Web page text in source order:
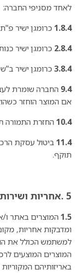
לאחד מסניפי החברה:
1.8.4 כרומגן ישיר פ"ת –
2.8.4 כרומגן ישיר כנות – אדום 23 אזור
3.8.4 כרומגן ישיר ב"ש – הכשרת
9.4 החברה שומרת
אם המוצר הוחזר
10.4החזרת התמורה
11.4ביטול עסקת
תוקף.
5 .אחריות ושירות
1.5המוצרים באתר ו/
ומדבקות אחריות,
למשתמש הכולל את
המוצרים המוצעים
באריזותיהם